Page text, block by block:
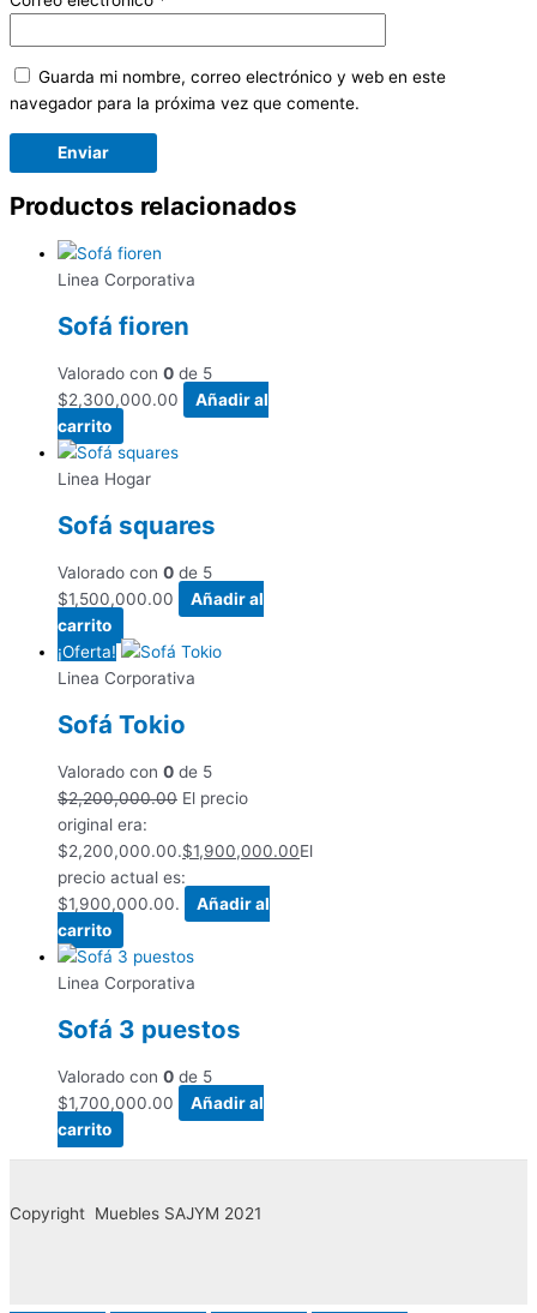
Guarda mi nombre, correo electrónico y web en este
navegador para la próxima vez que comente.
Productos relacionados
Linea Corporativa
Sofá fioren
Valorado con 0 de 5
$2,300,000.00
Añadir al
carrito
Linea Hogar
Sofá squares
Valorado con 0 de 5
$1,500,000.00
Añadir al
carrito
¡Oferta!
Linea Corporativa
Sofá Tokio
Valorado con 0 de 5
$2,200,000.00 El precio
original era:
$2,200,000.00.$1,900,000.00El
precio actual es:
$1,900,000.00.
Añadir al
carrito
Linea Corporativa
Sofá 3 puestos
Valorado con 0 de 5
$1,700,000.00
Añadir al
carrito
Copyright Muebles SAJYM 2021